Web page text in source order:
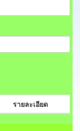
รายละเอียด